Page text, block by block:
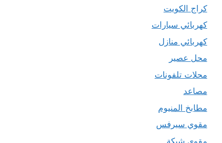
كراج الكويت
كهربائي سيارات
كهربائي منازل
محل عصير
محلات تلفونات
مصاعد
مطابخ المنيوم
مقوي سيرفس
مقوي شبكة